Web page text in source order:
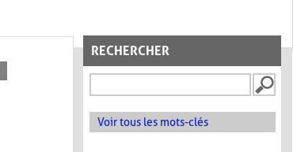
RECHERCHER
Voir tous les mots-clés